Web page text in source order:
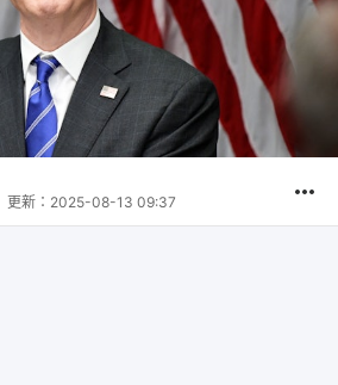
更新： 2025-08-13 09:37